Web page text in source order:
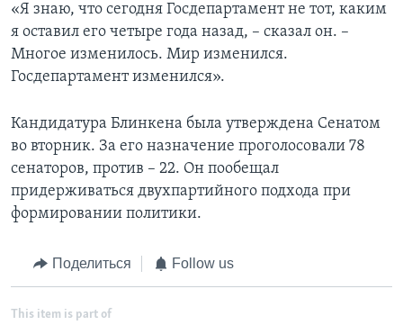
«Я знаю, что сегодня Госдепартамент не тот, каким
я оставил его четыре года назад, – сказал он. –
Многое изменилось. Мир изменился.
Госдепартамент изменился».
Кандидатура Блинкена была утверждена Сенатом
во вторник. За его назначение проголосовали 78
сенаторов, против – 22. Он пообещал
придерживаться двухпартийного подхода при
формировании политики.
Поделиться Follow us
This item is part of